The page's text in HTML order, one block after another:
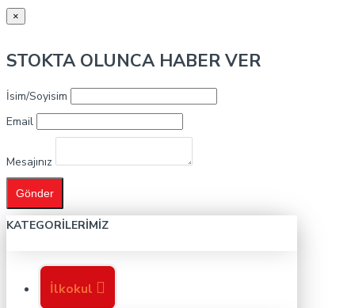
×
STOKTA OLUNCA HABER VER
İsim/Soyisim
Email
Mesajınız
Gönder
KATEGORILERIMIZ
İlkokul